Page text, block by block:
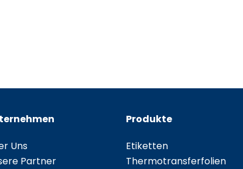
Uns
Partner
Produkte
Etiketten
Thermotransferfolien